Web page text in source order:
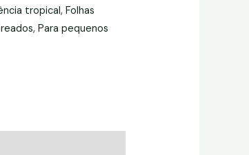
tropical,Folhas
,Para pequenos